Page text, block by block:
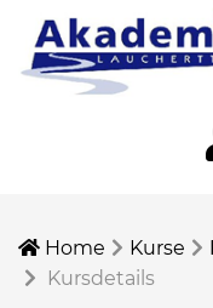
Home Kurse
Kursdetails